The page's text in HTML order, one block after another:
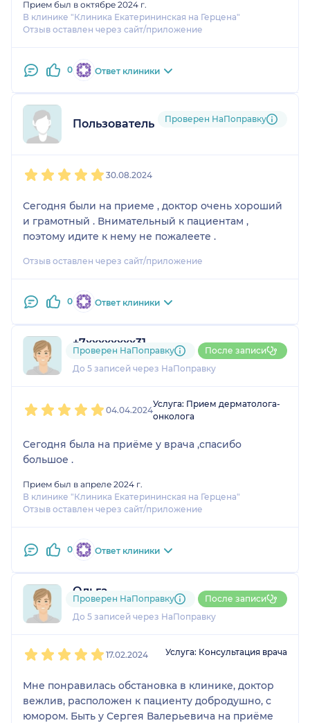
Прием был в октябре 2024 г.
В клинике "Клиника Екатерининская на Герцена"
Отзыв оставлен через сайт/приложение
0 Ответ клиники
Пользователь НаПоправку
Проверен НаПоправку
30.08.2024
Сегодня были на приеме , доктор очень хороший
и грамотный . Внимательный к пациентам ,
поэтому идите к нему не пожалеете .
Отзыв оставлен через сайт/приложение
0 Ответ клиники
+7xxxxxxxx31
1 отзыв
До 5 записей через НаПоправку
Проверен НаПоправку После записи
04.04.2024
Услуга: Прием дерматолога-
онколога
Сегодня была на приёме у врача ,спасибо
большое .
Прием был в апреле 2024 г.
В клинике "Клиника Екатерининская на Герцена"
Отзыв оставлен через сайт/приложение
0 Ответ клиники
Ольга
1 отзыв
До 5 записей через НаПоправку
Проверен НаПоправку После записи
17.02.2024 Услуга: Консультация врача
Мне понравилась обстановка в клинике, доктор
вежлив, расположен к пациенту добродушно, с
юмором. Быть у Сергея Валерьевича на приёме